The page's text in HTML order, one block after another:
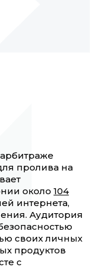
пролива на
около 104
интернета,
Аудитория
своих личных
продуктов
с